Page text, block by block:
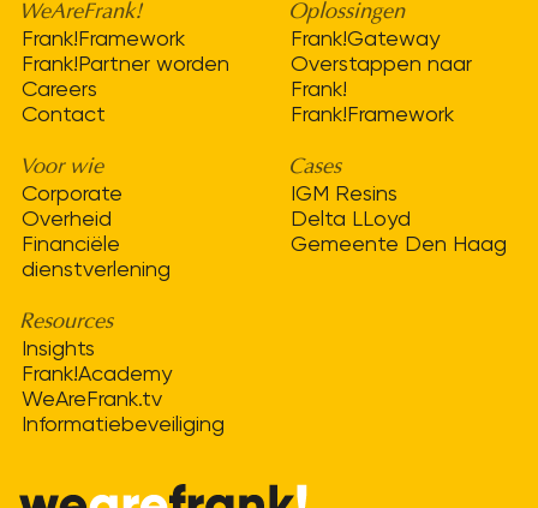
WeAreFrank!
Frank!Framework
Frank!Partner worden
Careers
Contact
Oplossingen
Frank!Gateway
Overstappen naar
Frank!
Frank!Framework
Voor wie
Corporate
Overheid
Financiële
dienstverlening
Cases
IGM Resins
Delta LLoyd
Gemeente Den Haag
Resources
Insights
Frank!Academy
WeAreFrank.tv
Informatiebeveiliging